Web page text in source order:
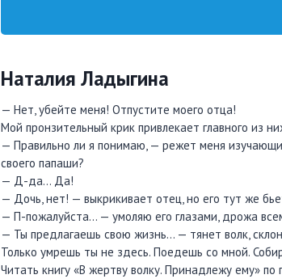
Наталия Ладыгина
— Нет, убейте меня! Отпустите моего отца!
Мой пронзительный крик привлекает главного из
— Правильно ли я понимаю, — режет меня
своего папаши?
— Д-да… Да!
— Дочь, нет! — выкрикивает отец, но его тут же
— П-пожалуйста… — умоляю его глазами, дрожа
— Ты предлагаешь свою жизнь… — тянет волк,
Только умрешь ты не здесь. Поедешь со мной.
Читать книгу «В жертву волку. Принадлежу ему»